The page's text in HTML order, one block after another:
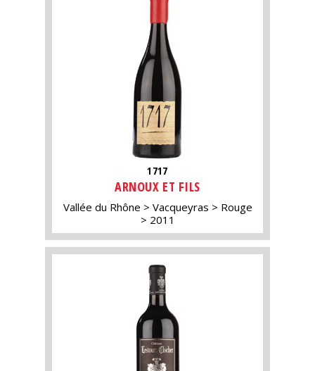
1717
ARNOUX ET FILS
Vallée du Rhône Vacqueyras
Rouge
2011